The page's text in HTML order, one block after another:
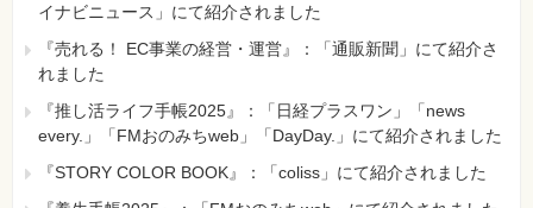
イナビニュース」にて紹介されました
『売れる！ EC事業の経営・運営』：「通販新聞」にて紹介さ
れました
『推し活ライフ手帳2025』：「日経プラスワン」「news
every.」「FMおのみちweb」「DayDay.」にて紹介されました
『STORY COLOR BOOK』：「coliss」にて紹介されました